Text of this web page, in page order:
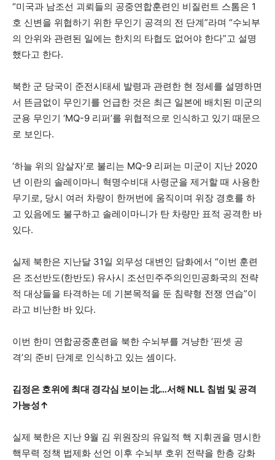
“미국과 남조선 괴뢰들의 공중연합훈련인 비질런트 스톰은 1
호 신변을 위협하기 위한 무인기 공격의 전 단계”라며 “수뇌부
의 안위와 관련된 일에는 한치의 타협도 없어야 한다”고 설명
했다고 한다.
북한 군 당국이 준전시태세 발령과 관련한 현 정세를 설명하면
서 뜬금없이 무인기를 언급한 것은 최근 일본에 배치된 미군의
군용 무인기 ‘MQ-9 리퍼’를 위협적으로 인식하고 있기 때문으
로 보인다.
‘하늘 위의 암살자’로 불리는 MQ-9 리퍼는 미군이 지난 2020
년 이란의 솔레이마니 혁명수비대 사령군을 제거할 때 사용한
무기로, 당시 여러 차량이 한꺼번에 움직이며 위장 경호를 하
고 있음에도 불구하고 솔레이마니가 탄 차량만 표적 공격한 바
있다.
실제 북한은 지난달 31일 외무성 대변인 담화에서 “이번 훈련
은 조선반도(한반도) 유사시 조선민주주의인민공화국의 전략
적 대상들을 타격하는 데 기본목적을 둔 침략형 전쟁 연습”이
라고 비난한 바 있다.
이번 한미 연합공중훈련을 북한 수뇌부를 겨냥한 ‘핀셋 공
격’의 준비 단계로 인식하고 있는 셈이다.
김정은 호위에 최대 경각심 보이는 北…서해 NLL 침범 및 공격
가능성↑
실제 북한은 지난 9월 김 위원장의 유일적 핵 지휘권을 명시한
핵무력 정책 법제화 선언 이후 수뇌부 호위 전략을 한층 강화